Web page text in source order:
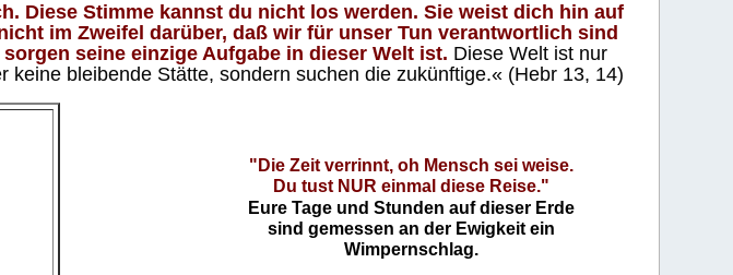
Diese Stimme kannst du nicht los werden. Sie weist dich hin auf
im Zweifel darüber, daß wir für unser Tun verantwortlich sind
seine einzige Aufgabe in dieser Welt ist. Diese Welt ist nur
bleibende Stätte, sondern suchen die zukünftige.« (Hebr 13, 14)
"Die Zeit verrinnt, oh Mensch sei weise.
Du tust NUR einmal diese Reise."
Eure Tage und Stunden auf dieser Erde
sind gemessen an der Ewigkeit ein
Wimpernschlag.